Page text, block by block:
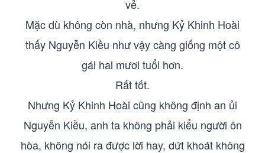
vẻ.
Mặc dù không còn nhà, nhưng Kỷ Khinh Hoài
thấy Nguyễn Kiều như vậy càng giống một cô
gái hai mươi tuổi hơn.
Rất tốt.
Nhưng Kỷ Khinh Hoài cũng không định an ủi
Nguyễn Kiều, anh ta không phải kiểu người ôn
hòa, không nói ra được lời hay, dứt khoát không